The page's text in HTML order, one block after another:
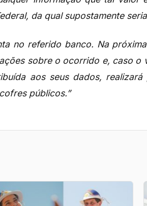
da qual supostamente
no referido banco​. Na
sobre o ocorrido e, caso o
aos seus dados, realizará
públicos​.”